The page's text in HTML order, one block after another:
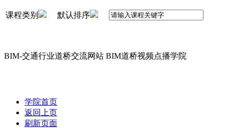
课程类别 默认排序
BIM-交通行业道桥交流网站 BIM道桥视频点播学院
学院首页
返回上页
刷新页面